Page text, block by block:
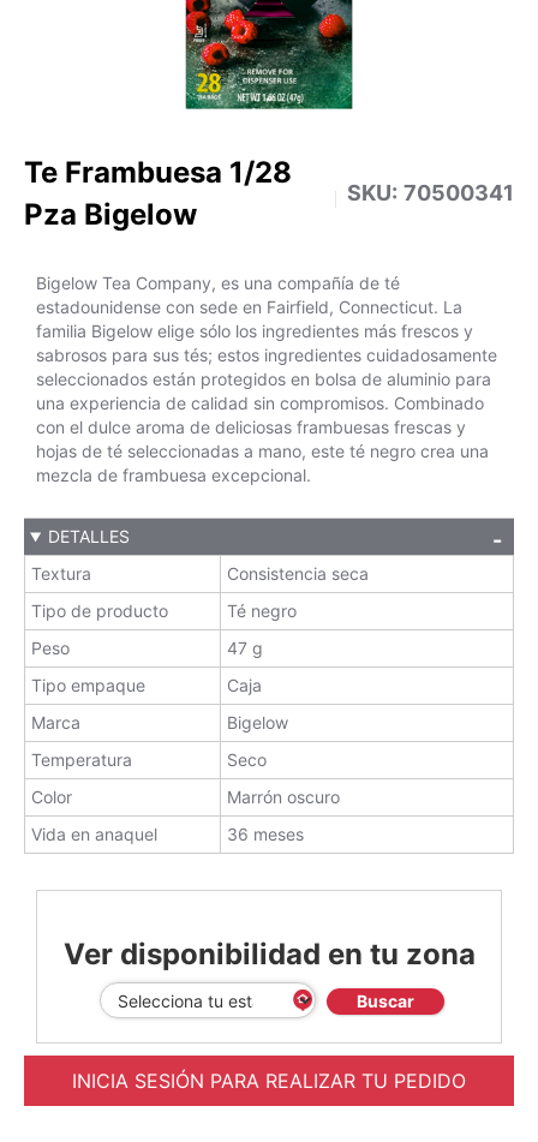
Te Frambuesa 1/28
Pza Bigelow
SKU: 70500341
Bigelow Tea Company, es una compañía de té
estadounidense con sede en Fairfield, Connecticut. La
familia Bigelow elige sólo los ingredientes más frescos y
sabrosos para sus tés; estos ingredientes cuidadosamente
seleccionados están protegidos en bolsa de aluminio para
una experiencia de calidad sin compromisos. Combinado
con el dulce aroma de deliciosas frambuesas frescas y
hojas de té seleccionadas a mano, este té negro crea una
mezcla de frambuesa excepcional.
DETALLES
Textura
Consistencia seca
Tipo de producto
Té negro
Peso
47 g
Tipo empaque
Caja
Marca
Bigelow
Temperatura
Seco
Color
Marrón oscuro
Vida en anaquel
36 meses
Ver disponibilidad en tu zona
Buscar
INICIA SESIÓN PARA REALIZAR TU PEDIDO